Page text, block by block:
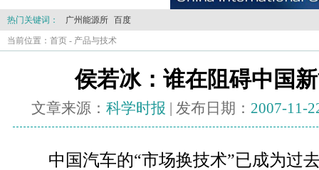
热门关键词： 广州能源所 百度
当前位置： 首页 - 产品与技术
侯若冰：谁在阻碍中国
文章来源： 科学时报 | 发布日期： 2007-11-
中国汽车的“市场换技术”已成为过